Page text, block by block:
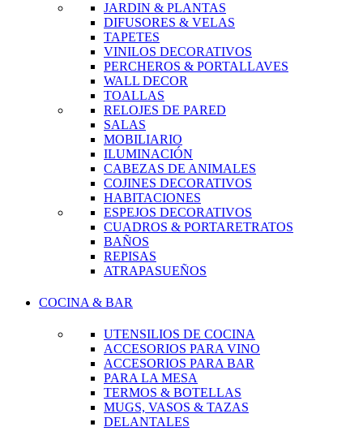
JARDIN & PLANTAS
DIFUSORES & VELAS
TAPETES
VINILOS DECORATIVOS
PERCHEROS & PORTALLAVES
WALL DECOR
TOALLAS
RELOJES DE PARED
SALAS
MOBILIARIO
ILUMINACIÓN
CABEZAS DE ANIMALES
COJINES DECORATIVOS
HABITACIONES
ESPEJOS DECORATIVOS
CUADROS & PORTARETRATOS
BAÑOS
REPISAS
ATRAPASUEÑOS
COCINA & BAR
UTENSILIOS DE COCINA
ACCESORIOS PARA VINO
ACCESORIOS PARA BAR
PARA LA MESA
TERMOS & BOTELLAS
MUGS, VASOS & TAZAS
DELANTALES